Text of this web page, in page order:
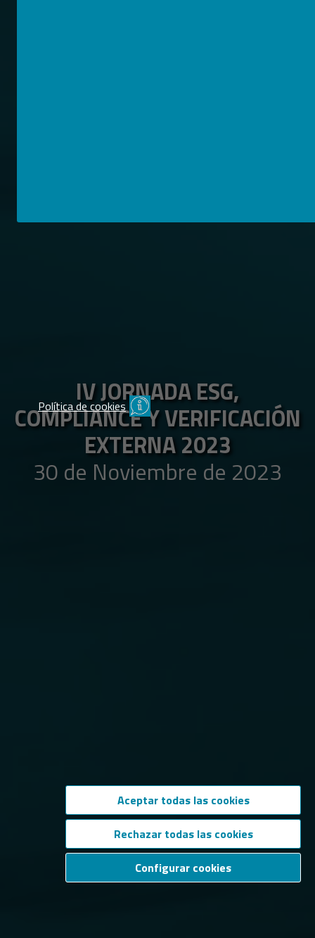
Política de cookies
Aceptar todas las cookies
Rechazar todas las cookies
Configurar cookies
IV JORNADA ESG,
COMPLIANCE Y VERIFICACIÓN
EXTERNA 2023
30 de Noviembre de 2023